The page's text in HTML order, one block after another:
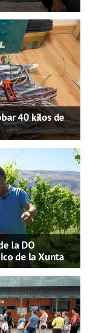
40 kilos de
la DO
de la Xunta